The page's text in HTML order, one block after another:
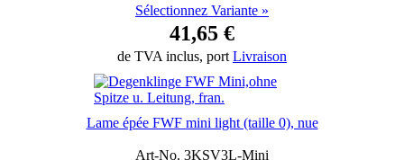
Sélectionnez Variante »
41,65 €
de TVA inclus, port Livraison
Lame épée FWF mini light (taille 0), nue
Art-No. 3KSV3L-Mini